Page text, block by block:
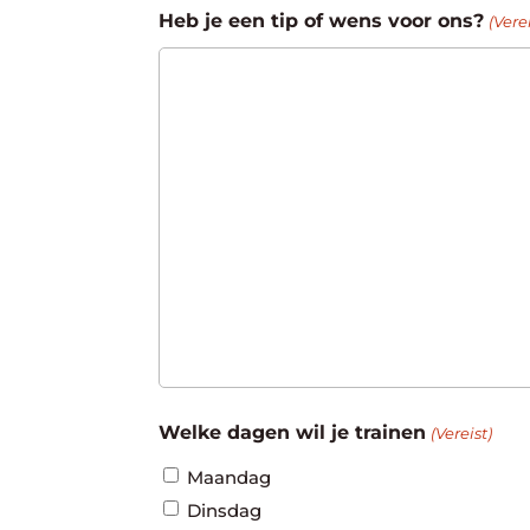
Heb je een tip of wens voor ons?
Welke dagen wil je trainen (Vereist)
Maandag
Dinsdag